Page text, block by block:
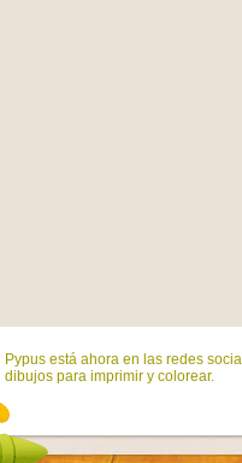
Pypus está ahora en las redes
dibujos para imprimir y colorear.